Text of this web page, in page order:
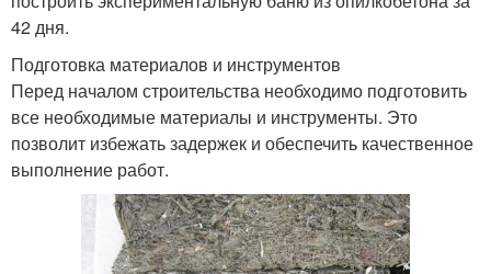
42 дня.
Подготовка материалов и инструментов
Перед началом строительства необходимо подготовить
все необходимые материалы и инструменты. Это
позволит избежать задержек и обеспечить качественное
выполнение работ.